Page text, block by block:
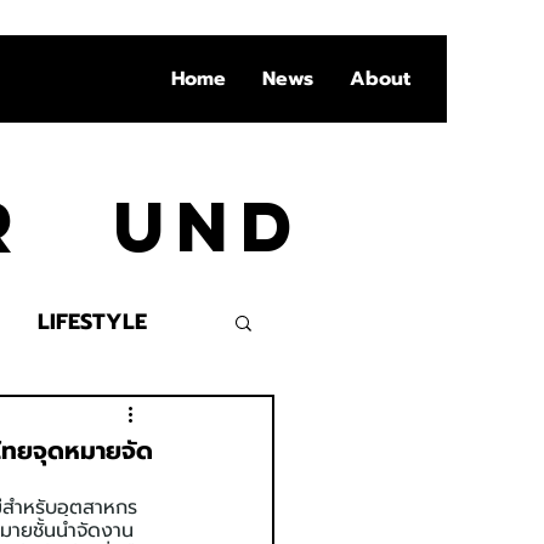
Home News About
und
LIFESTYLE
ทยจุดหมายจัด
ำหรับอุตสาหกร
ยชั้นนำจัดงาน